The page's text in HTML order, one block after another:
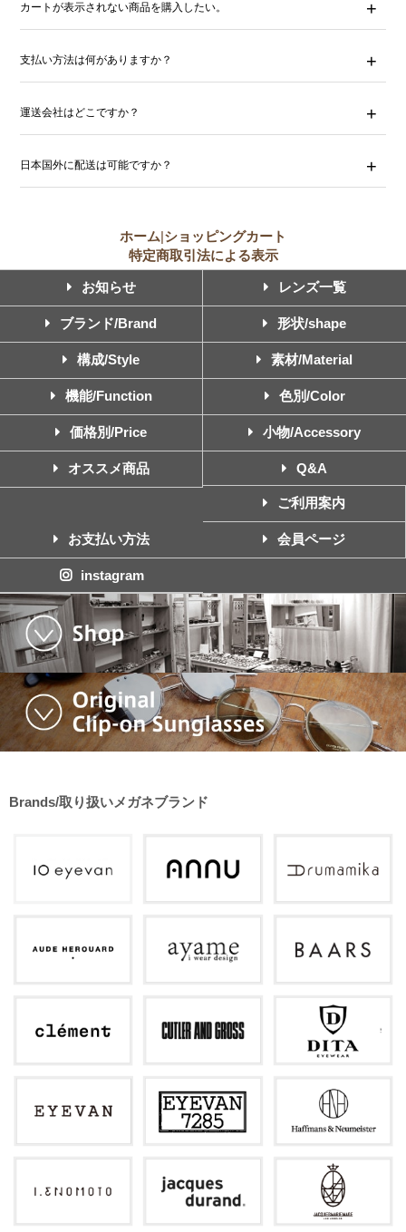
カートが表示されない商品を購入したい。
支払い方法は何がありますか？
運送会社はどこですか？
日本国外に配送は可能ですか？
ホーム|ショッピングカート
特定商取引法による表示
お知らせ レンズ一覧
ブランド/Brand 形状/shape
構成/Style 素材/Material
機能/Function 色別/Color
価格別/Price 小物/Accessory
オススメ商品 Q&A
ご利用案内
お支払い方法 会員ページ
instagram
Brands/取り扱いメガネブランド